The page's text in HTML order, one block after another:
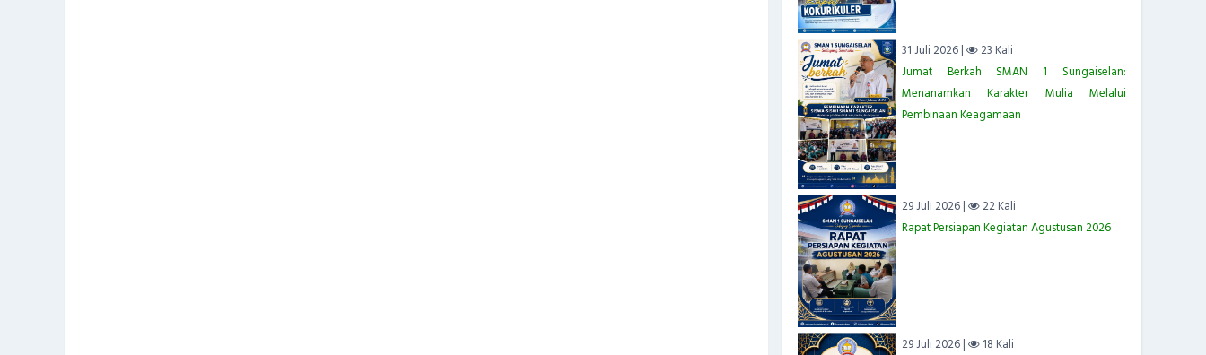
31 Juli 2026 |
23 Kali
Jumat Berkah SMAN 1 Sungaiselan:
Menanamkan Karakter Mulia Melalui
Pembinaan Keagamaan
29 Juli 2026 |
22 Kali
Rapat Persiapan Kegiatan Agustusan 2026
29 Juli 2026 |
18 Kali